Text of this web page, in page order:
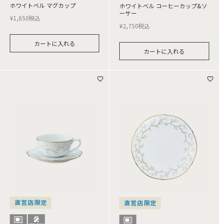
ホワイトベル マグカップ
¥1,650税込
カートに入れる
ホワイトベル コーヒーカップ&ソ
ーサー
¥2,750税込
カートに入れる
直営店限定 直営店限定